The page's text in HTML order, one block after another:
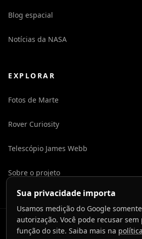
Blog espacial
Notícias da NASA
EXPLORAR
Fotos de Marte
Rover Curiosity
Telescópio James Webb
Sobre o projeto
2026LaunchToCosmos.
Sua privacidade importa
Usamos medição do Google
autorização. Você pode recusar
função do site. Saiba mais na